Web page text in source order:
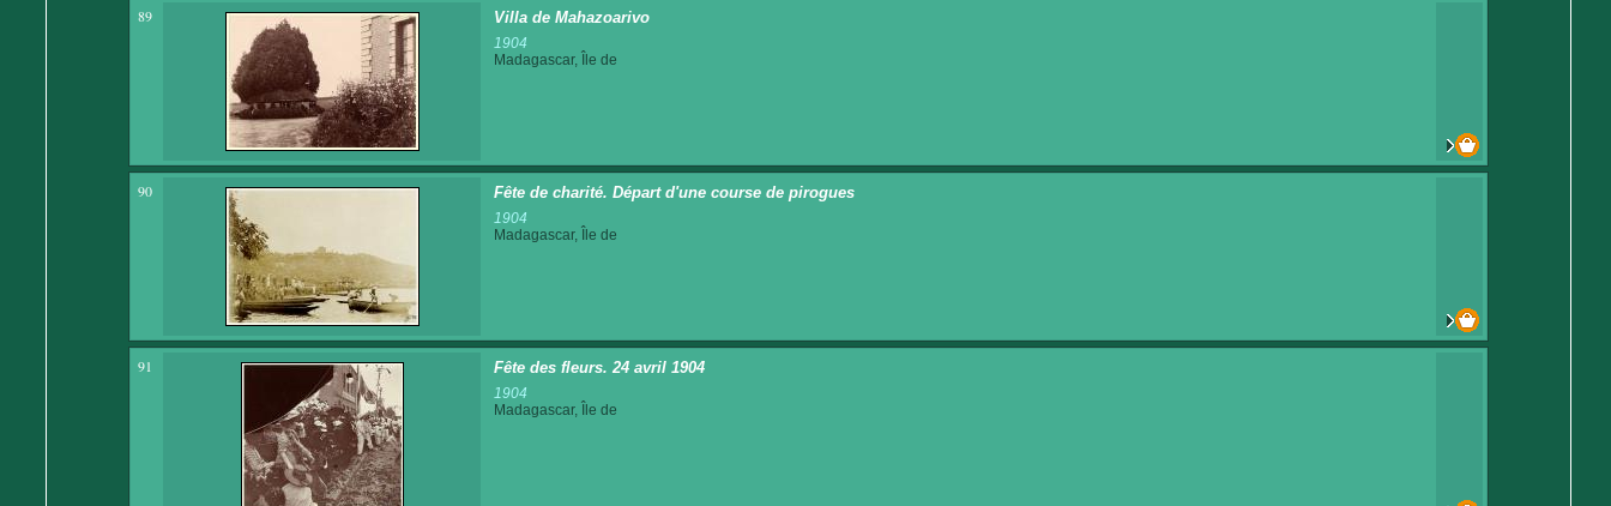
89 Villa de Mahazoarivo
1904
Madagascar, Île de
90 Fête de charité. Départ d'une course de pirogues
1904
Madagascar, Île de
91 Fête des fleurs. 24 avril 1904
1904
Madagascar, Île de